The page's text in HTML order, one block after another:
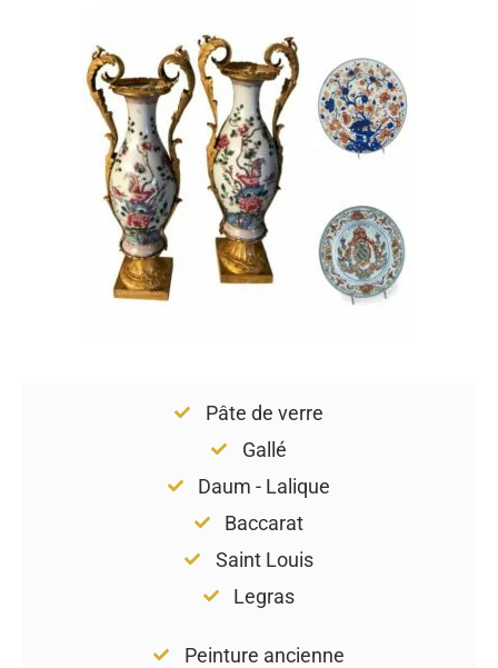
Pâte de verre
Gallé
Daum - Lalique
Baccarat
Saint Louis
Legras
Peinture ancienne